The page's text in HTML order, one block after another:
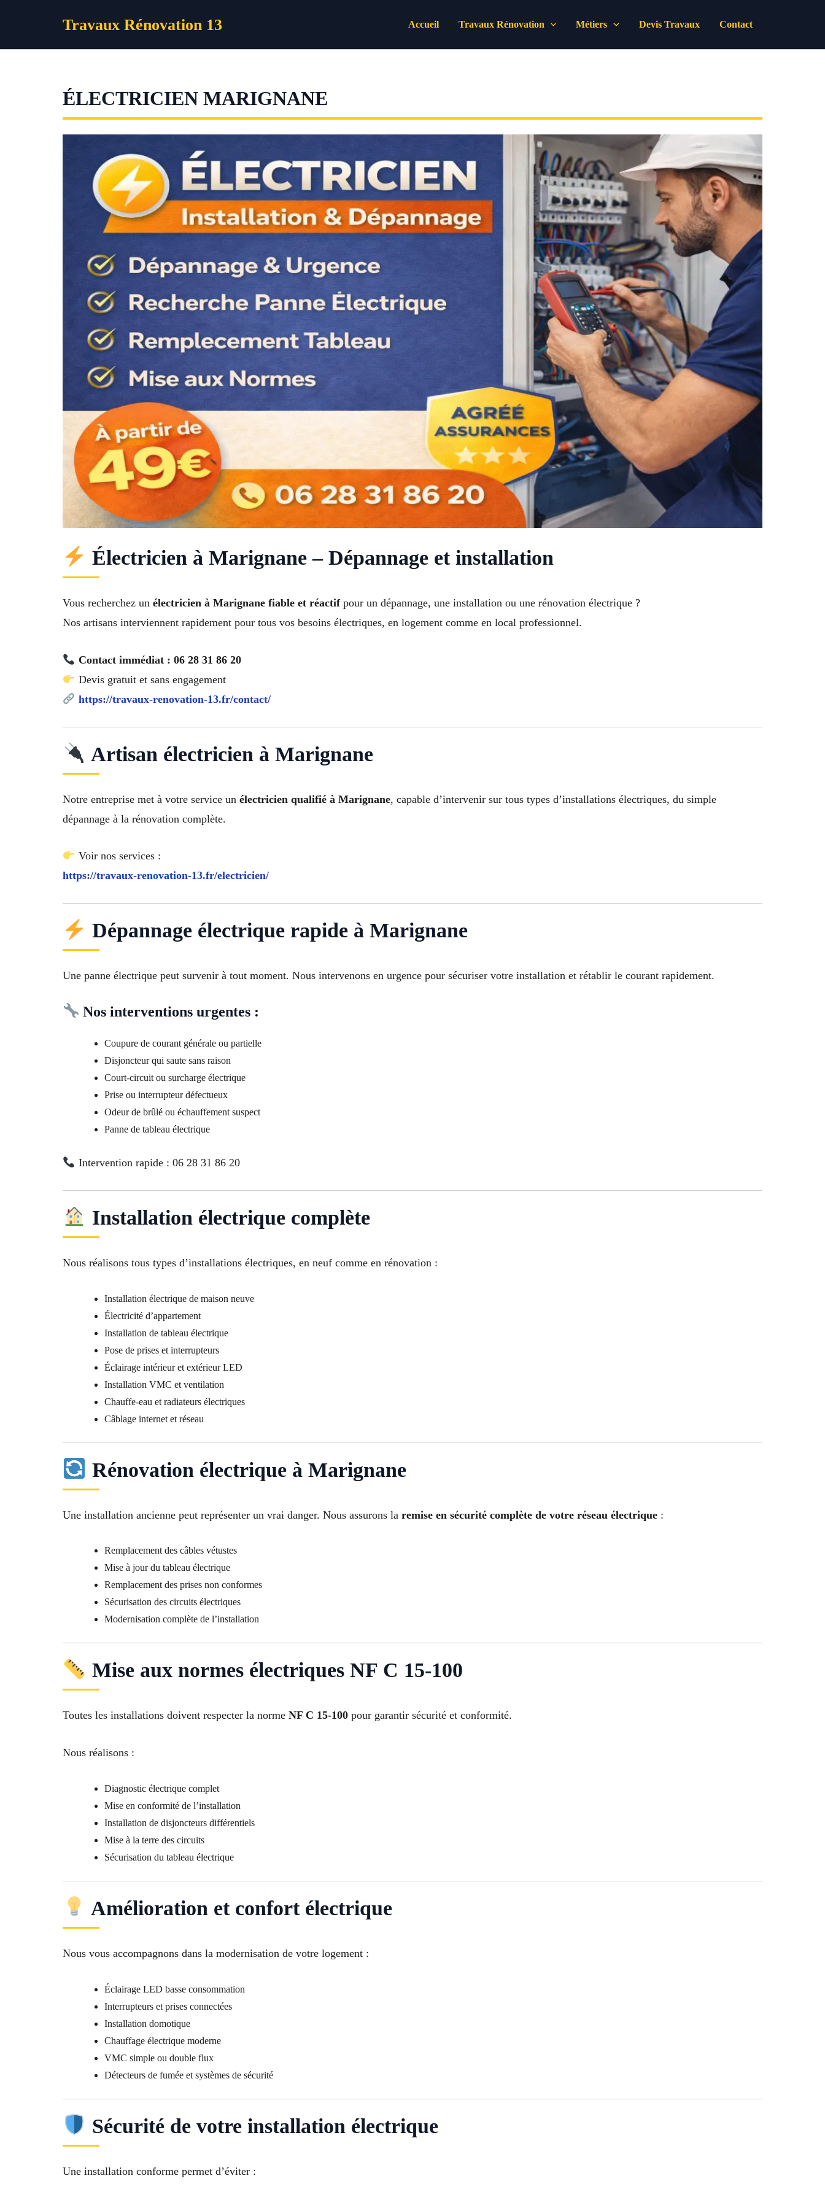
Travaux Rénovation 13 Accueil Travaux Rénovation Métiers Devis Travaux Contact
ÉLECTRICIEN MARIGNANE
Électricien à Marignane – Dépannage et installation
Vous recherchez un électricien à Marignane fiable et réactifpour un dépannage, une installation ou une rénovation électrique ?
Nos artisans interviennent rapidement pour tous vos besoins électriques, en logement comme en local professionnel.
Contact immédiat : 06 28 31 86 20
Devis gratuit et sans engagement
https://travaux-renovation-13.fr/contact/
Artisan électricien à Marignane
Notre entreprise met à votre service un électricien qualifié à Marignane, capable d’intervenir sur tous types d’installations électriques, du simple
dépannage à la rénovation complète.
Voir nos services :
https://travaux-renovation-13.fr/electricien/
Dépannage électrique rapide à Marignane
Une panne électrique peut survenir à tout moment. Nous intervenons en urgence pour sécuriser votre installation et rétablir le courant rapidement.
Nos interventions urgentes :
Coupure de courant générale ou partielle
Disjoncteur qui saute sans raison
Court-circuit ou surcharge électrique
Prise ou interrupteur défectueux
Odeur de brûlé ou échauffement suspect
Panne de tableau électrique
Intervention rapide : 06 28 31 86 20
Installation électrique complète
Nous réalisons tous types d’installations électriques, en neuf comme en rénovation :
Installation électrique de maison neuve
Électricité d’appartement
Installation de tableau électrique
Pose de prises et interrupteurs
Éclairage intérieur et extérieur LED
Installation VMC et ventilation
Chauffe-eau et radiateurs électriques
Câblage internet et réseau
Rénovation électrique à Marignane
Une installation ancienne peut représenter un vrai danger. Nous assurons la remise en sécurité complète de votre réseau électrique :
Remplacement des câbles vétustes
Mise à jour du tableau électrique
Remplacement des prises non conformes
Sécurisation des circuits électriques
Modernisation complète de l’installation
Mise aux normes électriques NF C 15-100
Toutes les installations doivent respecter la norme NF C 15-100 pour garantir sécurité et conformité.
Nous réalisons :
Diagnostic électrique complet
Mise en conformité de l’installation
Installation de disjoncteurs différentiels
Mise à la terre des circuits
Sécurisation du tableau électrique
Amélioration et confort électrique
Nous vous accompagnons dans la modernisation de votre logement :
Éclairage LED basse consommation
Interrupteurs et prises connectées
Installation domotique
Chauffage électrique moderne
VMC simple ou double flux
Détecteurs de fumée et systèmes de sécurité
Sécurité de votre installation électrique
Une installation conforme permet d’éviter :